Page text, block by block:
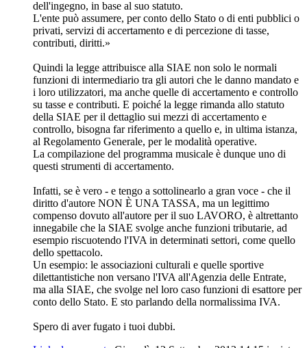
dell'ingegno, in base al suo statuto.
L'ente può assumere, per conto dello Stato o di enti pubblici o
privati, servizi di accertamento e di percezione di tasse,
contributi, diritti.»
Quindi la legge attribuisce alla SIAE non solo le normali
funzioni di intermediario tra gli autori che le danno mandato e
i loro utilizzatori, ma anche quelle di accertamento e controllo
su tasse e contributi. E poiché la legge rimanda allo statuto
della SIAE per il dettaglio sui mezzi di accertamento e
controllo, bisogna far riferimento a quello e, in ultima istanza,
al Regolamento Generale, per le modalità operative.
La compilazione del programma musicale è dunque uno di
questi strumenti di accertamento.
Infatti, se è vero - e tengo a sottolinearlo a gran voce - che il
diritto d'autore NON È UNA TASSA, ma un legittimo
compenso dovuto all'autore per il suo LAVORO, è altrettanto
innegabile che la SIAE svolge anche funzioni tributarie, ad
esempio riscuotendo l'IVA in determinati settori, come quello
dello spettacolo.
Un esempio: le associazioni culturali e quelle sportive
dilettantistiche non versano l'IVA all'Agenzia delle Entrate,
ma alla SIAE, che svolge nel loro caso funzioni di esattore per
conto dello Stato. E sto parlando della normalissima IVA.
Spero di aver fugato i tuoi dubbi.